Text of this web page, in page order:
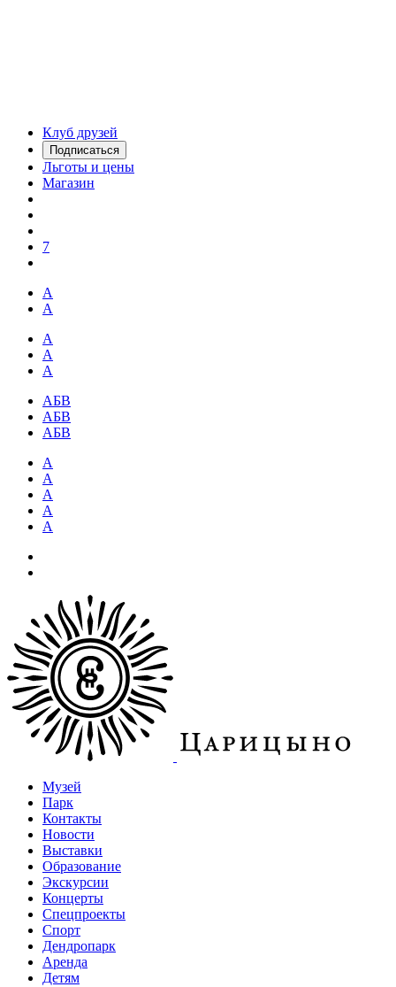
Клуб друзей
Подписаться
Льготы и цены
Магазин
7
А
А
А
А
А
АБВ
АБВ
АБВ
А
А
А
А
А
Музей
Парк
Контакты
Новости
Выставки
Образование
Экскурсии
Концерты
Спецпроекты
Спорт
Дендропарк
Аренда
Детям